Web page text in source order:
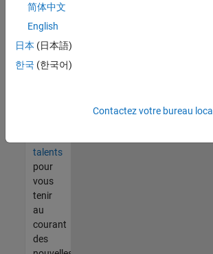
pas
d'offre
corresponde
à vos
talents
pour
vous
tenir
au
courant
des
简体中文
English
日本 (日本語)
한국 (한국어)
Contactez votre bureau local